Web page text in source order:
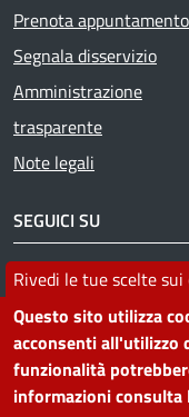
Rivedi le tue scelte sui
Questo sito utilizza
acconsenti all'utilizzo
funzionalità
informazioni consulta
Prenota appuntamento
Segnala disservizio
Amministrazione
trasparente
Note legali
SEGUICI SU
Facebook
Instagram
YouTube
Telegram
PRIVACY
La Privacy nel Comune